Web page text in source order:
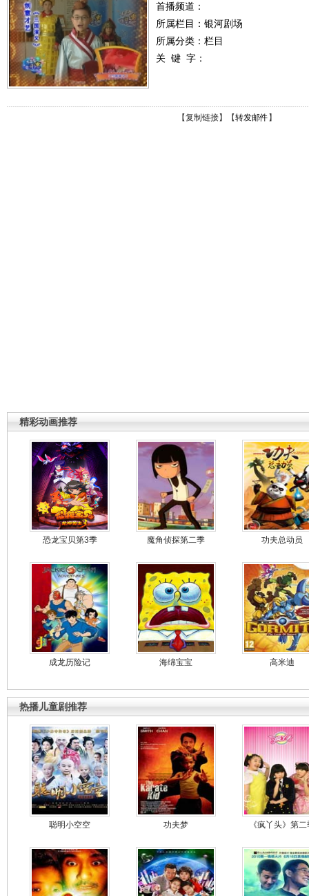
首播频道：
所属栏目： 银河剧场
所属分类：栏目
关 键 字：
【复制链接】【转发邮件 】
精彩动画推荐
恐龙宝贝第3季 魔角侦探第二季 功夫总动员
成龙历险记 海绵宝宝 高米迪
热播儿童剧推荐
聪明小空空 功夫梦 《疯丫头》第二